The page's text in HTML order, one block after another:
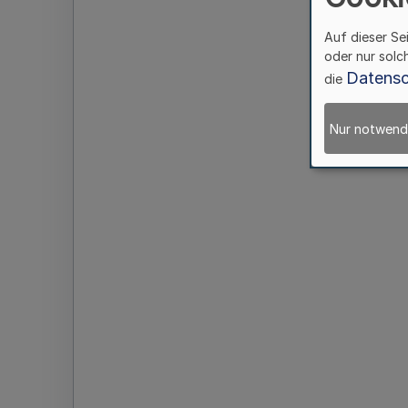
Auf dieser
oder nur
die
Nur